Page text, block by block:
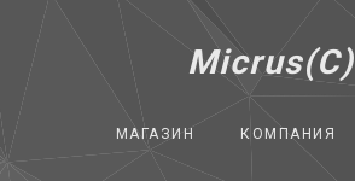
Micrus(C)
МАГАЗИН КОМПАНИЯ